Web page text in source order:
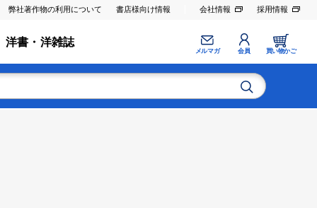
弊社著作物の利用について 書店様向け情報 会社情報 採用情報
洋書・洋雑誌
メルマガ 会員 買い物かご